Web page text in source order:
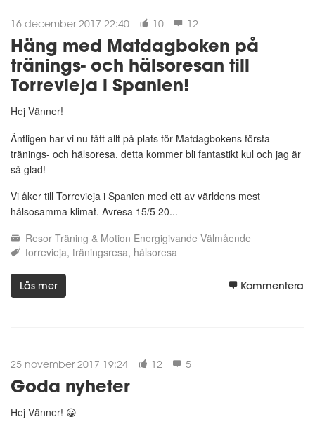
16 december 2017 22:40 10 12
Häng med Matdagboken på
tränings- och hälsoresan till
Torrevieja i Spanien!
Hej Vänner!
Äntligen har vi nu fått allt på plats för Matdagbokens första
tränings- och hälsoresa, detta kommer bli fantastikt kul och jag är
så glad!
Vi åker till Torrevieja i Spanien med ett av världens mest
hälsosamma klimat. Avresa 15/5 20...
Resor Träning & Motion Energigivande Välmående
torrevieja träningsresa hälsoresa
Läs mer Kommentera
25 november 2017 19:24 12 5
Goda nyheter
Hej Vänner! 😀